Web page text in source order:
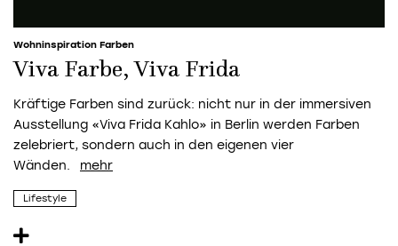
Wohninspiration Farben
Viva Farbe, Viva Frida
Kräftige Farben sind zurück: nicht nur in der immersiven
Ausstellung «Viva Frida Kahlo» in Berlin werden Farben
zelebriert, sondern auch in den eigenen vier
Wänden.
Lifestyle